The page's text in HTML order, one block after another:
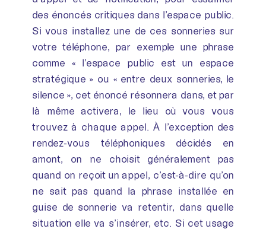
des énoncés critiques dans l’espace public.
Si vous installez une de ces sonneries sur
votre téléphone, par exemple une phrase
comme « l’espace public est un espace
stratégique » ou « entre deux sonneries, le
silence », cet énoncé résonnera dans, et par
là même activera, le lieu où vous vous
trouvez à chaque appel. À l’exception des
rendez-vous téléphoniques décidés en
amont, on ne choisit généralement pas
quand on reçoit un appel, c’est-à-dire qu’on
ne sait pas quand la phrase installée en
guise de sonnerie va retentir, dans quelle
situation elle va s’insérer, etc. Si cet usage